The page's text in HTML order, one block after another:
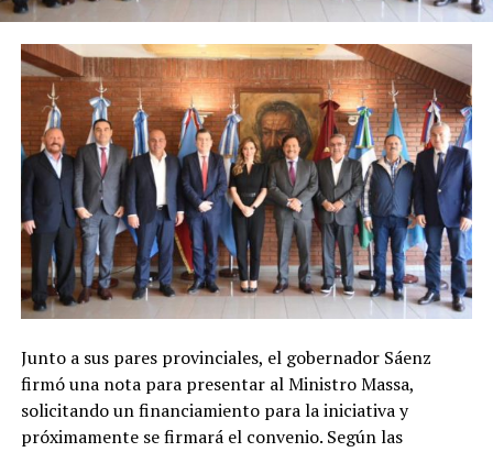
Junto a sus pares provinciales, el gobernador Sáenz
firmó una nota para presentar al Ministro Massa,
solicitando un financiamiento para la iniciativa y
próximamente se firmará el convenio. Según las